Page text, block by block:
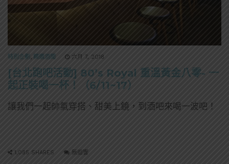
特別企劃 , 精選酒聞 六月 7, 2018
[台北跑吧活動] 80’s Royal 重溫黃金八零- 一
起正裝喝一杯！（6/11~17）
讓我們一起帥氣穿搭、甜美上鏡，到酒吧來喝一波吧！
1,085 SHARES 無迴響